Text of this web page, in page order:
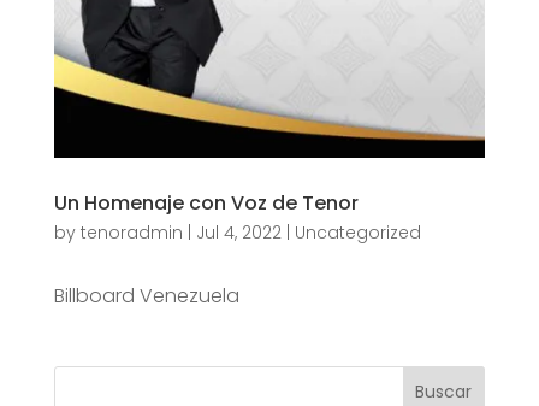
Un Homenaje con Voz de Tenor
by tenoradmin Jul 4, 2022| Uncategorized
Billboard Venezuela
Buscar